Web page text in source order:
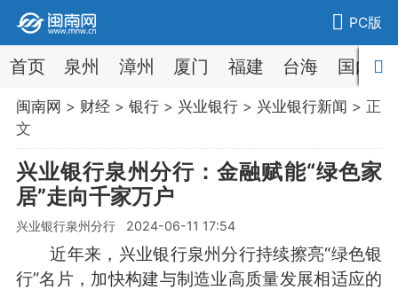
PC版
首页 泉州 漳州 厦门 福建 台海 国内
闽南网 > 财经> 银行> 兴业银行> 兴业银行新闻 > 正
文
兴业银行泉州分行：金融赋能“绿色家
居”走向千家万户
兴业银行泉州分行 2024-06-11 17:54
近年来，兴业银行泉州分行持续擦亮“绿色银
行”名片，加快构建与制造业高质量发展相适应的